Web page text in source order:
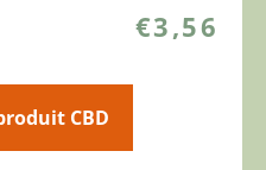
€3,56
CBD